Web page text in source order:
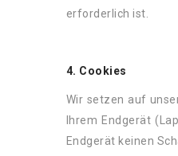
erforderlich ist.
4. Cookies
Wir setzen auf
Ihrem Endgerät
Endgerät keinen